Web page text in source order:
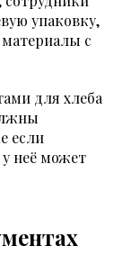
упаковку,
с
для хлеба
если
неё может